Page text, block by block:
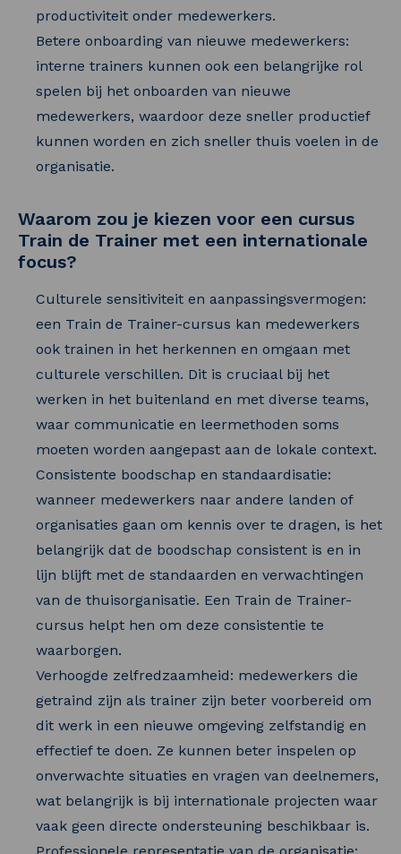
productiviteit onder medewerkers.
Betere onboarding van nieuwe medewerkers:
interne trainers kunnen ook een belangrijke rol
spelen bij het onboarden van nieuwe
medewerkers, waardoor deze sneller productief
kunnen worden en zich sneller thuis voelen in de
organisatie.
Waarom zou je kiezen voor een cursus
Train de Trainer met een internationale
focus?
Culturele sensitiviteit en aanpassingsvermogen:
een Train de Trainer-cursus kan medewerkers
ook trainen in het herkennen en omgaan met
culturele verschillen. Dit is cruciaal bij het
werken in het buitenland en met diverse teams,
waar communicatie en leermethoden soms
moeten worden aangepast aan de lokale context.
Consistente boodschap en standaardisatie:
wanneer medewerkers naar andere landen of
organisaties gaan om kennis over te dragen, is het
belangrijk dat de boodschap consistent is en in
lijn blijft met de standaarden en verwachtingen
van de thuisorganisatie. Een Train de Trainer-
cursus helpt hen om deze consistentie te
waarborgen.
Verhoogde zelfredzaamheid: medewerkers die
getraind zijn als trainer zijn beter voorbereid om
dit werk in een nieuwe omgeving zelfstandig en
effectief te doen. Ze kunnen beter inspelen op
onverwachte situaties en vragen van deelnemers,
wat belangrijk is bij internationale projecten waar
vaak geen directe ondersteuning beschikbaar is.